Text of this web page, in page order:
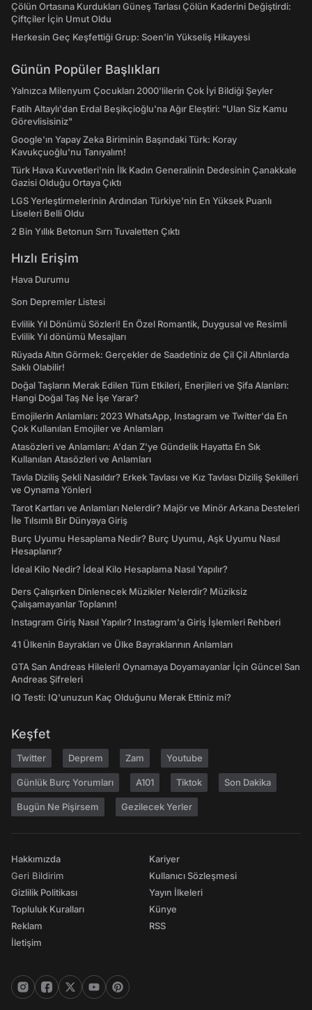
Çölün Ortasına Kurdukları Güneş Tarlası Çölün Kaderini Değiştirdi:
Çiftçiler İçin Umut Oldu
Herkesin Geç Keşfettiği Grup: Soen'in Yükseliş Hikayesi
Günün Popüler Başlıkları
Yalnızca Milenyum Çocukları 2000'lilerin Çok İyi Bildiği Şeyler
Fatih Altaylı'dan Erdal Beşikçioğlu'na Ağır Eleştiri: "Ulan Siz Kamu
Görevlisisiniz"
Google'ın Yapay Zeka Biriminin Başındaki Türk: Koray
Kavukçuoğlu'nu Tanıyalım!
Türk Hava Kuvvetleri'nin İlk Kadın Generalinin Dedesinin Çanakkale
Gazisi Olduğu Ortaya Çıktı
LGS Yerleştirmelerinin Ardından Türkiye'nin En Yüksek Puanlı
Liseleri Belli Oldu
2 Bin Yıllık Betonun Sırrı Tuvaletten Çıktı
Hızlı Erişim
Hava Durumu
Son Depremler Listesi
Evlilik Yıl Dönümü Sözleri! En Özel Romantik, Duygusal ve Resimli
Evlilik Yıl dönümü Mesajları
Rüyada Altın Görmek: Gerçekler de Saadetiniz de Çil Çil Altınlarda
Saklı Olabilir!
Doğal Taşların Merak Edilen Tüm Etkileri, Enerjileri ve Şifa Alanları:
Hangi Doğal Taş Ne İşe Yarar?
Emojilerin Anlamları: 2023 WhatsApp, Instagram ve Twitter'da En
Çok Kullanılan Emojiler ve Anlamları
Atasözleri ve Anlamları: A'dan Z'ye Gündelik Hayatta En Sık
Kullanılan Atasözleri ve Anlamları
Tavla Diziliş Şekli Nasıldır? Erkek Tavlası ve Kız Tavlası Diziliş Şekilleri
ve Oynama Yönleri
Tarot Kartları ve Anlamları Nelerdir? Majör ve Minör Arkana Desteleri
İle Tılsımlı Bir Dünyaya Giriş
Burç Uyumu Hesaplama Nedir? Burç Uyumu, Aşk Uyumu Nasıl
Hesaplanır?
İdeal Kilo Nedir? İdeal Kilo Hesaplama Nasıl Yapılır?
Ders Çalışırken Dinlenecek Müzikler Nelerdir? Müziksiz
Çalışamayanlar Toplanın!
Instagram Giriş Nasıl Yapılır? Instagram'a Giriş İşlemleri Rehberi
41 Ülkenin Bayrakları ve Ülke Bayraklarının Anlamları
GTA San Andreas Hileleri! Oynamaya Doyamayanlar İçin Güncel San
Andreas Şifreleri
IQ Testi: IQ'unuzun Kaç Olduğunu Merak Ettiniz mi?
Keşfet
Twitter Deprem Zam Youtube
Günlük Burç Yorumları A101 Tiktok Son Dakika
Bugün Ne Pişirsem Gezilecek Yerler
Hakkımızda
Geri Bildirim
Gizlilik Politikası
Topluluk Kuralları
Reklam
İletişim
Kariyer
Kullanıcı Sözleşmesi
Yayın İlkeleri
Künye
RSS